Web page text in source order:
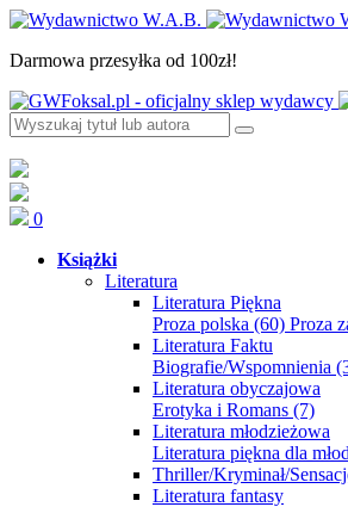
Darmowa przesyłka od 100zł!
0
Książki
Literatura
Literatura Piękna
Proza polska (60) Proza
Literatura Faktu
Biografie/Wspomnienia
Literatura obyczajowa
Erotyka i Romans (7)
Literatura młodzieżowa
Literatura piękna dla
Thriller/Kryminał/
Literatura fantasy